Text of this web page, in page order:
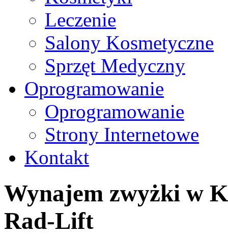
Leczenie
Salony Kosmetyczne
Sprzęt Medyczny
Oprogramowanie
Oprogramowanie
Strony Internetowe
Kontakt
Wynajem zwyżki w
Rad-Lift